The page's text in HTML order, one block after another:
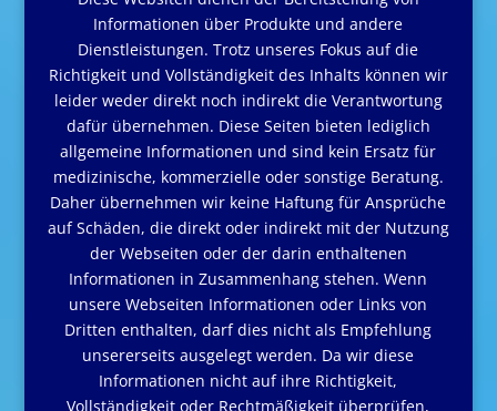
Informationen über Produkte und andere
Dienstleistungen. Trotz unseres Fokus auf die
Richtigkeit und Vollständigkeit des Inhalts können wir
leider weder direkt noch indirekt die Verantwortung
dafür übernehmen. Diese Seiten bieten lediglich
allgemeine Informationen und sind kein Ersatz für
medizinische, kommerzielle oder sonstige Beratung.
Daher übernehmen wir keine Haftung für Ansprüche
auf Schäden, die direkt oder indirekt mit der Nutzung
der Webseiten oder der darin enthaltenen
Informationen in Zusammenhang stehen. Wenn
unsere Webseiten Informationen oder Links von
Dritten enthalten, darf dies nicht als Empfehlung
unsererseits ausgelegt werden. Da wir diese
Informationen nicht auf ihre Richtigkeit,
Vollständigkeit oder Rechtmäßigkeit überprüfen,